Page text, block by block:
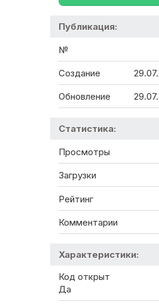
Публикация:
№
Создание
Обновление
Статистика:
Просмотры
Загрузки
Рейтинг
Комментарии
Характеристики:
Код открыт
Да